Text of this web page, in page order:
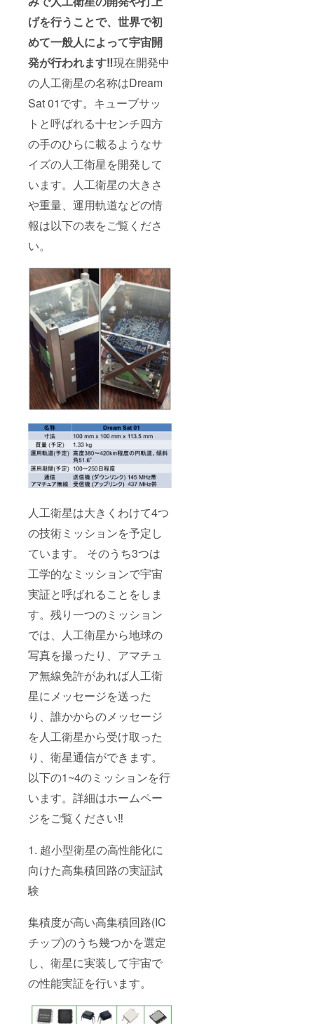
げを行うことで、世界で初
めて一般人によって宇宙開
発が行われます‼現在開発中
の人工衛星の名称はDream
Sat 01です。キューブサッ
トと呼ばれる十センチ四方
の手のひらに載るようなサ
イズの人工衛星を開発して
います。人工衛星の大きさ
や重量、運用軌道などの情
報は以下の表をご覧くださ
い。
人工衛星は大きくわけて4つ
の技術ミッションを予定し
ています。 そのうち3つは
工学的なミッションで宇宙
実証と呼ばれることをしま
す。残り一つのミッション
では、人工衛星から地球の
写真を撮ったり、アマチュ
ア無線免許があれば人工衛
星にメッセージを送った
り、誰かからのメッセージ
を人工衛星から受け取った
り、衛星通信ができます。
以下の1~4のミッションを行
います。詳細はホームペー
ジをご覧ください‼
1. 超小型衛星の高性能化に
向けた高集積回路の実証試
験
集積度が高い高集積回路(IC
チップ)のうち幾つかを選定
し、衛星に実装して宇宙で
の性能実証を行います。